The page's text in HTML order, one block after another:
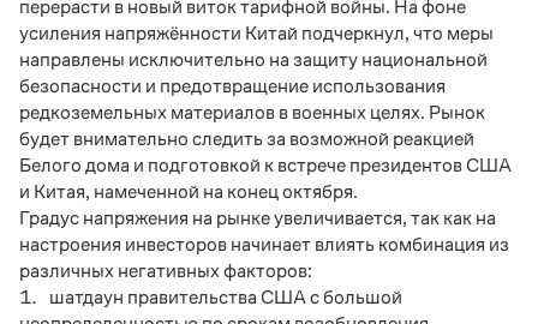
перерасти в новый виток тарифной войны. На фоне
усиления напряжённости Китай подчеркнул, что меры
направлены исключительно на защиту национальной
безопасности и предотвращение использования
редкоземельных материалов в военных целях. Рынок
будет внимательно следить за возможной реакцией
Белого дома и подготовкой к встрече президентов США
и Китая, намеченной на конец октября.
Градус напряжения на рынке увеличивается, так как на
настроения инвесторов начинает влиять комбинация из
различных негативных факторов:
шатдаун правительства США с большой